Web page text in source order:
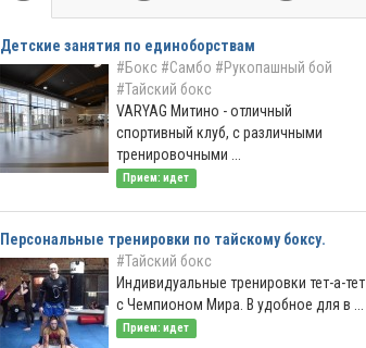
Детские занятия по единоборствам
#Бокс #Самбо #Рукопашный бой
#Тайский бокс
VARYAG Митино - отличный
спортивный клуб, с различными
тренировочными ...
Прием: идет
Персональные тренировки по тайскому боксу.
#Тайский бокс
Индивидуальные тренировки тет-а-тет
с Чемпионом Мира. В удобное для в ...
Прием: идет